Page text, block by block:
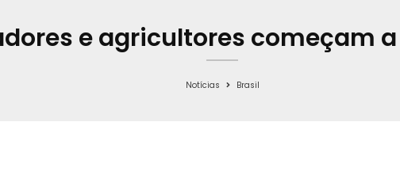
e agricultores começam
Notícias Brasil